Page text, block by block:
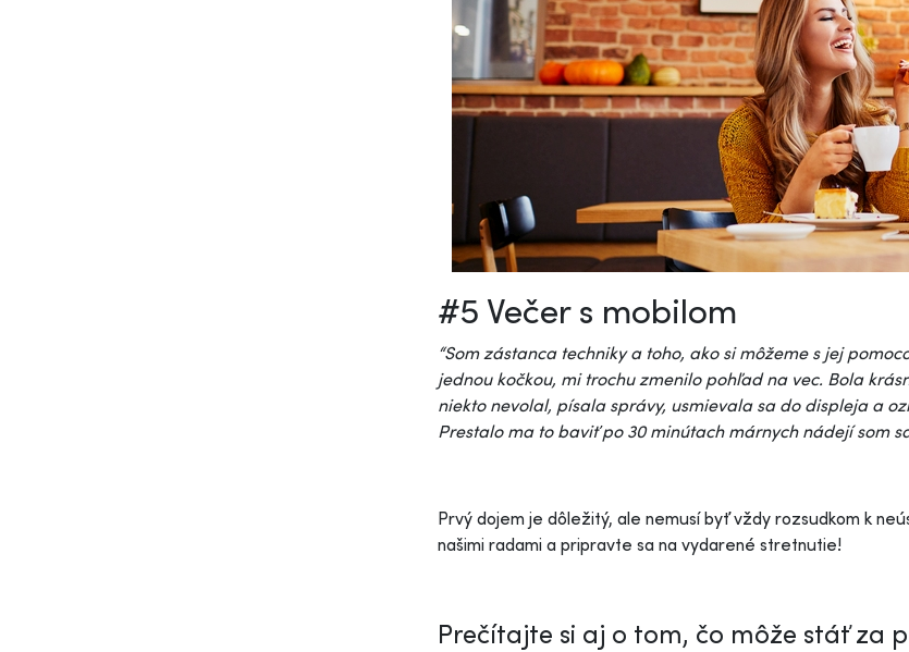
#5 Večer s mobilom
“Som zástanca techniky a toho, ako si môžeme s jej
jednou kočkou, mi trochu zmenilo pohľad na vec. Bola
niekto nevolal, písala správy, usmievala sa do displeja a
Prestalo ma to baviť po 30 minútach márnych nádejí som
Prvý dojem je dôležitý, ale nemusí byť vždy rozsudkom k
našimi radami a pripravte sa na vydarené stretnutie!
Prečítajte si aj o tom, čo môže stáť za